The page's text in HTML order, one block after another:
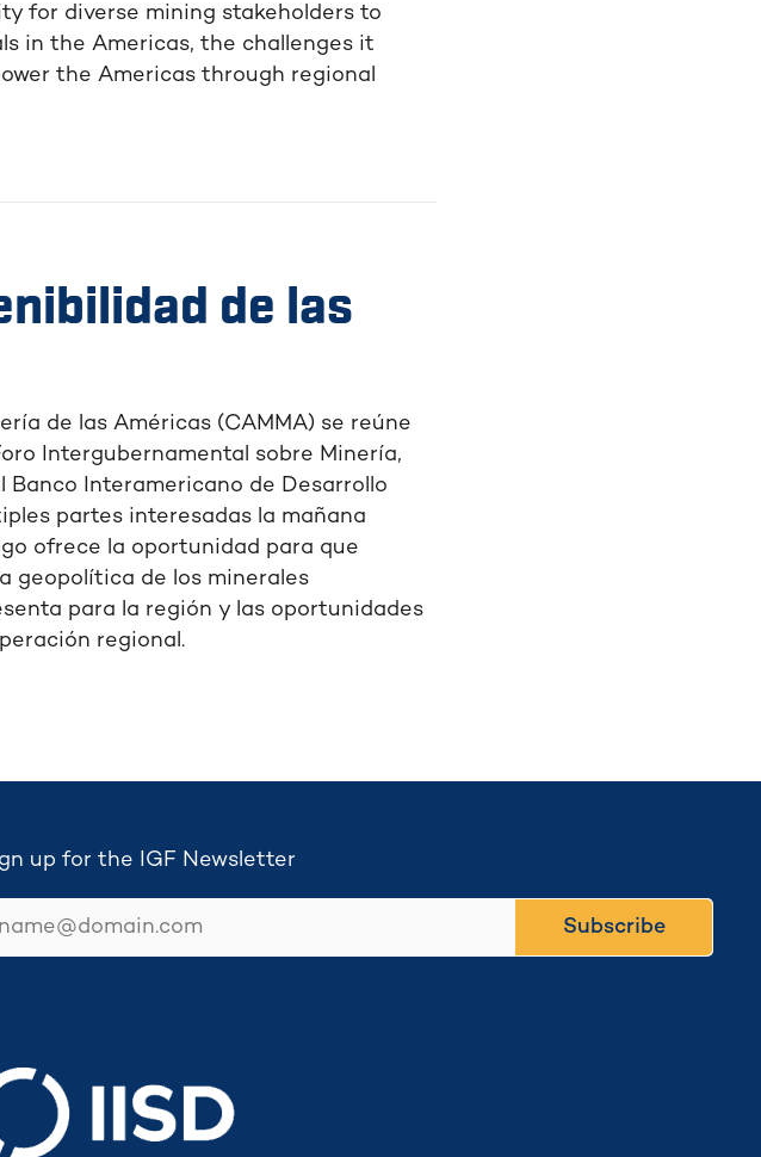
for diverse mining stakeholders to
in the Americas, the challenges it
the Americas through regional
de las
de las Américas (CAMMA) se reúne
Intergubernamental sobre Minería,
Banco Interamericano de Desarrollo
partes interesadas la mañana
ofrece la oportunidad para que
geopolítica de los minerales
para la región y las oportunidades
regional.
up for the IGF Newsletter
Subscribe